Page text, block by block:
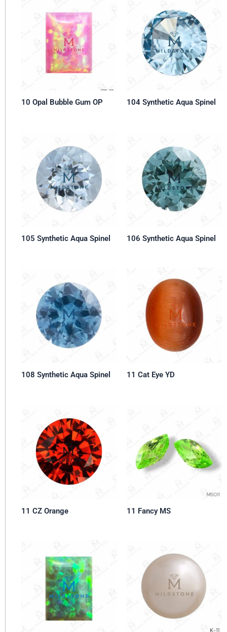
10 Opal Bubble Gum OP 104 Synthetic Aqua Spinel
105 Synthetic Aqua Spinel 106 Synthetic Aqua Spinel
108 Synthetic Aqua Spinel 11 Cat Eye YD
11 CZ Orange 11 Fancy MS